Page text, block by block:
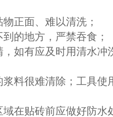
正面、难以清洗；
的地方，严禁吞食；
如有应及时用清水冲
料很难清除；工具使
在贴砖前应做好防水